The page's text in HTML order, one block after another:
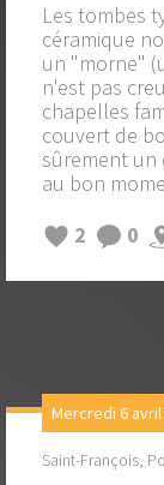
Les tombes
céramique
un "morne"
n'est pas
chapelles
couvert de
sûrement un
au bon
2
0
Mercredi 6 avril
Saint-François,